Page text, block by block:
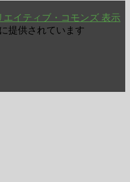
エイティブ・コモンズ 表示
提供されています